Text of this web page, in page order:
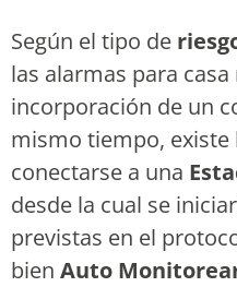
Según el tipo de
las alarmas para
incorporación de un
mismo tiempo, existe
conectarse a una
desde la cual se
previstas en el
bien Auto